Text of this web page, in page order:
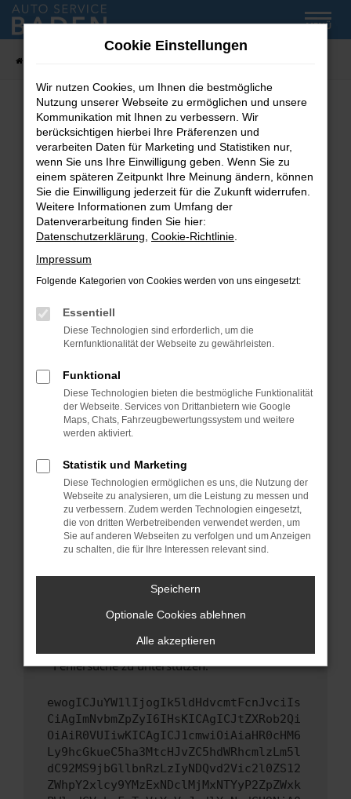
Zum
Hauptinhalt
MENÜ
Fehler: Network Error
Beim Laden ist ein Fehler aufgetreten.
Hier sind ein paar Tipps, die dir helfen können:
Überprüfe deine Firewall und deine
Internetverbindung.
Laden andere Webseiten, zum Beispiel deine
Suchmaschine?
Prüfe deine Browsererweiterungen.
können das Laden bestimmter Seiten
verhindern. Funktioniert die Seite in einem
Fenster?
Starte dein Gerät neu.
Das kann manchmal helfen, vorübergehende
Probleme zu beheben.
Betriebssystem auf dem neuesten Stand
sind.
Veraltete Software birgt nicht nur ein
Sicherheitsrisiko, sondern kann auch dazu
führen, dass bestimmte Funktionen nicht mehr
unterstützt werden.
Wende dich an den Webseitenbetreiber.
Wenn du alle oben genannten Schritte versucht
hast, kontaktiere uns bitte. Wir werden
uns diesen Text schicken, um uns bei der
Fehlersuche zu unterstützen:
ewogICJuYW1lIjogIk5ldHdvcmtFcnJvciIs
CiAgImNvbmZpZyI6IHsKICAgICJtZXRob2Qi
OiAiR0VUIiwKICAgICJ1cmwiOiAiaHR0cHM6
Ly9hcGkueC5ha3MtcHJvZC5hdWRhcmlzLm5l
dC92MS9jbGllbnRzLzIyNDQvd2Vic2l0ZS12
ZWhpY2xlcy9YMzExNDclMjMxNTYyP2ZpZWxk
Cookie Einstellungen
Wir nutzen Cookies, um Ihnen die bestmögliche
Nutzung unserer Webseite zu ermöglichen und unsere
Kommunikation mit Ihnen zu verbessern. Wir
berücksichtigen hierbei Ihre Präferenzen und
verarbeiten Daten für Marketing und Statistiken nur,
wenn Sie uns Ihre Einwilligung geben. Wenn Sie zu
einem späteren Zeitpunkt Ihre Meinung ändern, können
Sie die Einwilligung jederzeit für die Zukunft widerrufen.
Weitere Informationen zum Umfang der
Datenverarbeitung finden Sie hier:
Datenschutzerklärung Cookie-Richtlinie
Impressum
Folgende Kategorien von Cookies werden von uns eingesetzt:
Essentiell
Diese Technologien sind erforderlich, um die
Kernfunktionalität der Webseite zu gewährleisten.
Funktional
Diese Technologien bieten die bestmögliche Funktionalität
der Webseite. Services von Drittanbietern wie Google
Maps, Chats, Fahrzeugbewertungssystem und weitere
werden aktiviert.
Statistik und Marketing
Diese Technologien ermöglichen es uns, die Nutzung der
Webseite zu analysieren, um die Leistung zu messen und
zu verbessern. Zudem werden Technologien eingesetzt,
die von dritten Werbetreibenden verwendet werden, um
Sie auf anderen Webseiten zu verfolgen und um Anzeigen
zu schalten, die für Ihre Interessen relevant sind.
Speichern
Optionale Cookies ablehnen
Alle akzeptieren